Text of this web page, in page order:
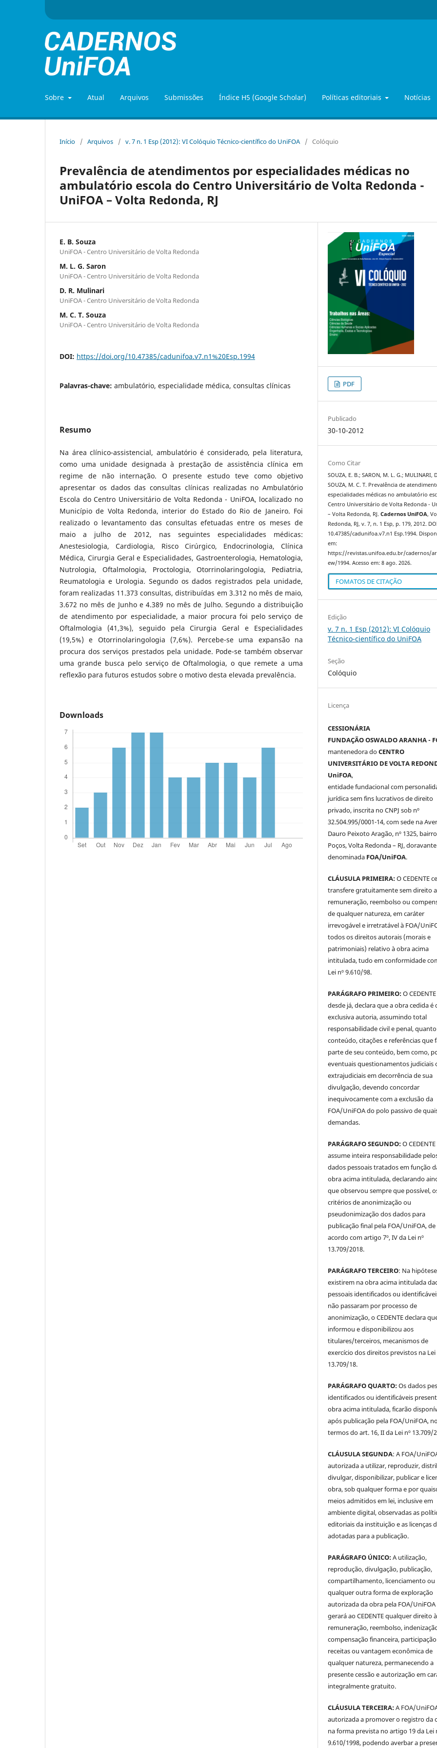
Sobre Atual Arquivos Submissões Índice H5 (Google Scholar) Políticas editoriais Notícias
Início / Arquivos / v. 7 n. 1 Esp (2012): VI Colóquio Técnico-científico do UniFOA / Colóquio
Prevalência de atendimentos por especialidades médicas no
ambulatório escola do Centro Universitário de Volta Redonda -
UniFOA – Volta Redonda, RJ
E. B. Souza
UniFOA - Centro Universitário de Volta Redonda
M. L. G. Saron
UniFOA - Centro Universitário de Volta Redonda
D. R. Mulinari
UniFOA - Centro Universitário de Volta Redonda
M. C. T. Souza
UniFOA - Centro Universitário de Volta Redonda
DOI: https://doi.org/10.47385/cadunifoa.v7.n1%20Esp.1994
Palavras-chave: ambulatório, especialidade médica, consultas clínicas
Resumo
Na área clínico-assistencial, ambulatório é considerado, pela literatura,
como uma unidade designada à prestação de assistência clínica em
regime de não internação. O presente estudo teve como objetivo
apresentar os dados das consultas clínicas realizadas no Ambulatório
Escola do Centro Universitário de Volta Redonda - UniFOA, localizado no
Município de Volta Redonda, interior do Estado do Rio de Janeiro. Foi
realizado o levantamento das consultas efetuadas entre os meses de
maio a julho de 2012, nas seguintes especialidades médicas:
Anestesiologia, Cardiologia, Risco Cirúrgico, Endocrinologia, Clínica
Médica, Cirurgia Geral e Especialidades, Gastroenterologia, Hematologia,
Nutrologia, Oftalmologia, Proctologia, Otorrinolaringologia, Pediatria,
Reumatologia e Urologia. Segundo os dados registrados pela unidade,
foram realizadas 11.373 consultas, distribuídas em 3.312 no mês de maio,
3.672 no mês de Junho e 4.389 no mês de Julho. Segundo a distribuição
de atendimento por especialidade, a maior procura foi pelo serviço de
Oftalmologia (41,3%), seguido pela Cirurgia Geral e Especialidades
(19,5%) e Otorrinolaringologia (7,6%). Percebe-se uma expansão na
procura dos serviços prestados pela unidade. Pode-se também observar
uma grande busca pelo serviço de Oftalmologia, o que remete a uma
reflexão para futuros estudos sobre o motivo desta elevada prevalência.
Downloads
PDF
Publicado
30-10-2012
Como Citar
SOUZA, E. B.; SARON, M. L. G.; MULINARI,
SOUZA, M. C. T. Prevalência de
especialidades médicas no ambulatório
Centro Universitário de Volta Redonda -
– Volta Redonda, RJ.Cadernos UniFOA,
Redonda, RJ, v. 7, n. 1 Esp, p. 179, 2012.
10.47385/cadunifoa.v7.n1 Esp.1994.
em:
https://revistas.unifoa.edu.br/cadernos/
ew/1994. Acesso em: 8 ago. 2026.
FOMATOS DE CITAÇÃO
Edição
v. 7 n. 1 Esp (2012): VI Colóquio
Técnico-científico do UniFOA
Seção
Colóquio
Licença
CESSIONÁRIA
FUNDAÇÃO OSWALDO ARANHA -
mantenedora doCENTRO
UNIVERSITÁRIO DE VOLTA
UniFOA,
entidade fundacional com
jurídica sem fins lucrativos de direito
privado, inscrita no CNPJ sob nº
32.504.995/0001-14, com sede na
Dauro Peixoto Aragão, nº 1325,
Poços, Volta Redonda – RJ, doravante
denominada FOA/UniFOA.
CLÁUSULA PRIMEIRA:O CEDENTE
transfere gratuitamente sem direito a
remuneração, reembolso ou
de qualquer natureza, em caráter
irrevogável e irretratável à FOA/
todos os direitos autorais (morais e
patrimoniais) relativo à obra acima
intitulada, tudo em conformidade
Lei nº 9.610/98.
PARÁGRAFO PRIMEIRO:O CEDENTE
desde já, declara que a obra cedida é
exclusiva autoria, assumindo total
responsabilidade civil e penal,
conteúdo, citações e referências que
parte de seu conteúdo, bem como,
eventuais questionamentos judiciais
extrajudiciais em decorrência de sua
divulgação, devendo concordar
inequivocamente com a exclusão da
FOA/UniFOA do polo passivo de
demandas.
PARÁGRAFO SEGUNDO:O CEDENTE
assume inteira responsabilidade
dados pessoais tratados em função
obra acima intitulada, declarando
que observou sempre que possível,
critérios de anonimização ou
pseudonimização dos dados para
publicação final pela FOA/UniFOA, de
acordo com artigo 7º, IV da Lei nº
13.709/2018.
PARÁGRAFO TERCEIRO: Na
existirem na obra acima intitulada
pessoais identificados ou
não passaram por processo de
anonimização, o CEDENTE declara
informou e disponibilizou aos
titulares/terceiros, mecanismos de
exercício dos direitos previstos na Lei
13.709/18.
PARÁGRAFO QUARTO:Os dados
identificados ou identificáveis
obra acima intitulada, ficarão
após publicação pela FOA/UniFOA,
termos do art. 16, II da Lei nº 13.709/
CLÁUSULA SEGUNDA: A FOA/
autorizada a utilizar, reproduzir,
divulgar, disponibilizar, publicar e
obra, sob qualquer forma e por
meios admitidos em lei, inclusive em
ambiente digital, observadas as
editoriais da instituição e as licenças
adotadas para a publicação.
PARÁGRAFO ÚNICO:A utilização,
reprodução, divulgação, publicação,
compartilhamento, licenciamento ou
qualquer outra forma de exploração
autorizada da obra pela FOA/
gerará ao CEDENTE qualquer direito à
remuneração, reembolso,
compensação financeira,
receitas ou vantagem econômica de
qualquer natureza, permanecendo a
presente cessão e autorização em
integralmente gratuito.
CLÁUSULA TERCEIRA:A FOA/
autorizada a promover o registro da
na forma prevista no artigo 19 da Lei
9.610/1998, podendo averbar a